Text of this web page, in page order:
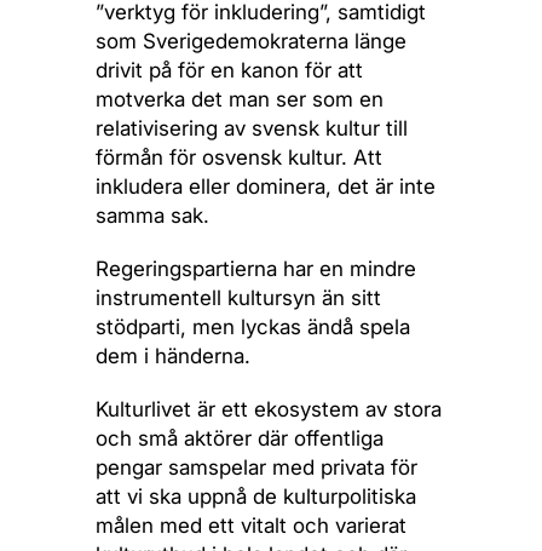
”verktyg för inkludering”, samtidigt
som Sverigedemokraterna länge
drivit på för en kanon för att
motverka det man ser som en
relativisering av svensk kultur till
förmån för osvensk kultur. Att
inkludera eller dominera, det är inte
samma sak.
Regeringspartierna har en mindre
instrumentell kultursyn än sitt
stödparti, men lyckas ändå spela
dem i händerna.
Kulturlivet är ett ekosystem av stora
och små aktörer där offentliga
pengar samspelar med privata för
att vi ska uppnå de kulturpolitiska
målen med ett vitalt och varierat